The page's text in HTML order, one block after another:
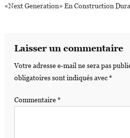
«Next Generation» En Construction
Laisser un commentaire
Votre adresse e-mail ne sera pas
obligatoires sont indiqués avec*
Commentaire*